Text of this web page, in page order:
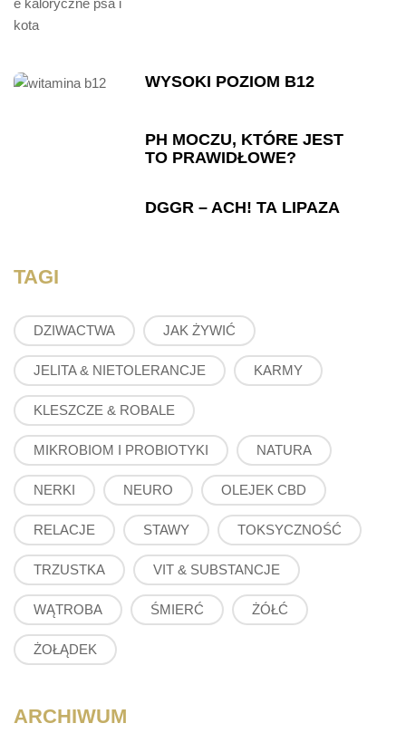
WYSOKI POZIOM B12
PH MOCZU, KTÓRE JEST
TO PRAWIDŁOWE?
DGGR – ACH! TA LIPAZA
TAGI
DZIWACTWA JAK ŻYWIĆ
JELITA & NIETOLERANCJE KARMY
KLESZCZE & ROBALE
MIKROBIOM I PROBIOTYKI NATURA
NERKI NEURO OLEJEK CBD
RELACJE STAWY TOKSYCZNOŚĆ
TRZUSTKA VIT & SUBSTANCJE
WĄTROBA ŚMIERĆ ŻÓŁĆ
ŻOŁĄDEK
ARCHIWUM